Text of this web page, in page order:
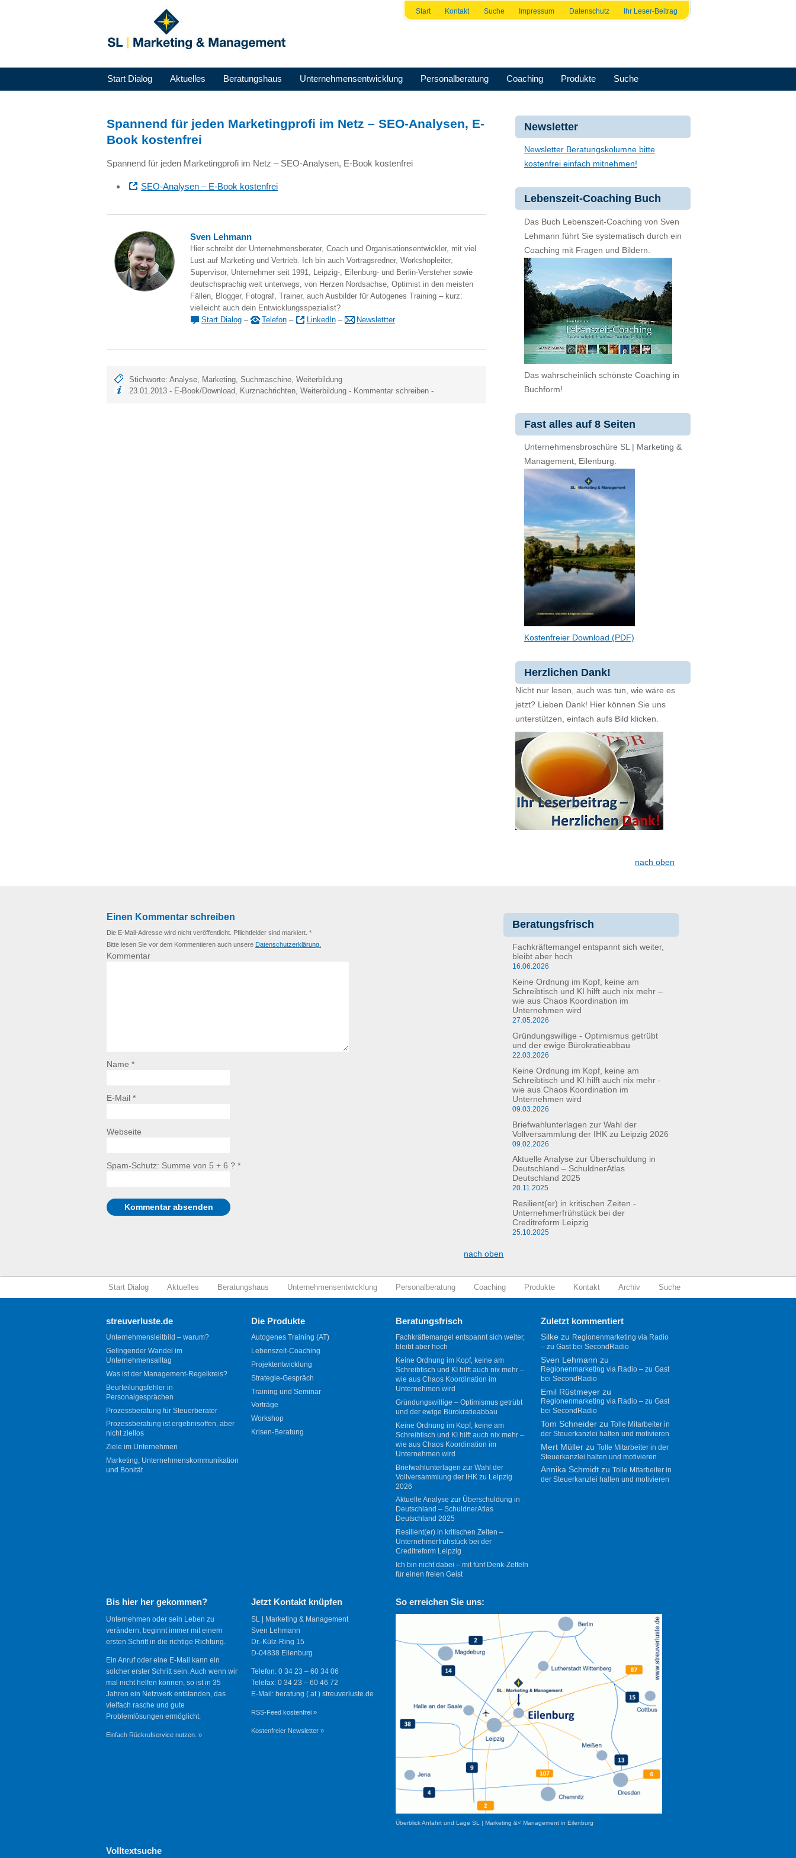
Start Kontakt Suche Impressum Datenschutz Ihr Leser-Beitrag
Start Dialog Aktuelles Beratungshaus Unternehmensentwicklung Personalberatung Coaching Produkte Suche
Spannend für jeden Marketingprofi im Netz – SEO-Analysen, E-
Book kostenfrei
Spannend für jeden Marketingprofi im Netz – SEO-Analysen, E-Book kostenfrei
SEO-Analysen – E-Book kostenfrei
Sven Lehmann
Hier schreibt der Unternehmensberater, Coach und Organisationsentwickler, mit viel
Lust auf Marketing und Vertrieb. Ich bin auch Vortragsredner, Workshopleiter,
Supervisor, Unternehmer seit 1991, Leipzig-, Eilenburg- und Berlin-Versteher sowie
deutschsprachig weit unterwegs, von Herzen Nordsachse, Optimist in den meisten
Fällen, Blogger, Fotograf, Trainer, auch Ausbilder für Autogenes Training – kurz:
vielleicht auch dein Entwicklungsspezialist?
Start Dialog– Telefon– LinkedIn– Newslettter
Stichworte:Analyse Marketing ,Suchmaschine ,Weiterbildung
23.01.2013 - E-Book/Download Kurznachrichten ,Weiterbildung - Kommentar schreiben -
Newsletter
Newsletter Beratungskolumne bitte
kostenfrei einfach mitnehmen!
Lebenszeit-Coaching Buch
Das Buch Lebenszeit-Coaching von Sven
Lehmann führt Sie systematisch durch ein
Coaching mit Fragen und Bildern.
Das wahrscheinlich schönste Coaching in
Buchform!
Fast alles auf 8 Seiten
Unternehmensbroschüre SL | Marketing &
Management, Eilenburg.
Kostenfreier Download (PDF)
Herzlichen Dank!
Nicht nur lesen, auch was tun, wie wäre es
jetzt? Lieben Dank! Hier können Sie uns
unterstützen, einfach aufs Bild klicken.
nach oben
Beratungsfrisch
Fachkräftemangel entspannt sich weiter,
bleibt aber hoch
16.06.2026
Keine Ordnung im Kopf, keine am
Schreibtisch und KI hilft auch nix mehr –
wie aus Chaos Koordination im
Unternehmen wird
27.05.2026
Gründungswillige - Optimismus getrübt
und der ewige Bürokratieabbau
22.03.2026
Keine Ordnung im Kopf, keine am
Schreibtisch und KI hilft auch nix mehr -
wie aus Chaos Koordination im
Unternehmen wird
09.03.2026
Briefwahlunterlagen zur Wahl der
Vollversammlung der IHK zu Leipzig 2026
09.02.2026
Aktuelle Analyse zur Überschuldung in
Deutschland – SchuldnerAtlas
Deutschland 2025
20.11.2025
Resilient(er) in kritischen Zeiten -
Unternehmerfrühstück bei der
Creditreform Leipzig
25.10.2025
Einen Kommentar schreiben
Die E-Mail-Adresse wird nicht veröffentlicht. Pflichtfelder sind markiert. *
Bitte lesen Sie vor dem Kommentieren auch unsere Datenschutzerklärung.
Kommentar
Name *
E-Mail *
Webseite
Spam-Schutz: Summe von 5 + 6 ? *
nach oben
Start Dialog Aktuelles Beratungshaus Unternehmensentwicklung Personalberatung Coaching Produkte Kontakt Archiv Suche
streuverluste.de
Unternehmensleitbild – warum?
Gelingender Wandel im
Unternehmensalltag
Was ist der Management-Regelkreis?
Beurteilungsfehler in
Personalgesprächen
Prozessberatung für Steuerberater
Prozessberatung ist ergebnisoffen, aber
nicht ziellos
Ziele im Unternehmen
Marketing, Unternehmenskommunikation
und Bonität
Die Produkte
Autogenes Training (AT)
Lebenszeit-Coaching
Projektentwicklung
Strategie-Gespräch
Training und Seminar
Vorträge
Workshop
Krisen-Beratung
Beratungsfrisch
Fachkräftemangel entspannt sich weiter,
bleibt aber hoch
Keine Ordnung im Kopf, keine am
Schreibtisch und KI hilft auch nix mehr –
wie aus Chaos Koordination im
Unternehmen wird
Gründungswillige – Optimismus getrübt
und der ewige Bürokratieabbau
Keine Ordnung im Kopf, keine am
Schreibtisch und KI hilft auch nix mehr –
wie aus Chaos Koordination im
Unternehmen wird
Briefwahlunterlagen zur Wahl der
Vollversammlung der IHK zu Leipzig
2026
Aktuelle Analyse zur Überschuldung in
Deutschland – SchuldnerAtlas
Deutschland 2025
Resilient(er) in kritischen Zeiten –
Unternehmerfrühstück bei der
Creditreform Leipzig
Ich bin nicht dabei – mit fünf Denk-Zetteln
für einen freien Geist
Zuletzt kommentiert
Silkezu Regionenmarketing via Radio
– zu Gast bei SecondRadio
Sven Lehmann zu
Regionenmarketing via Radio – zu Gast
bei SecondRadio
Emil Rüstmeyerzu
Regionenmarketing via Radio – zu Gast
bei SecondRadio
Tom Schneiderzu Tolle Mitarbeiter in
der Steuerkanzlei halten und motivieren
Mert Müllerzu Tolle Mitarbeiter in der
Steuerkanzlei halten und motivieren
Annika Schmidtzu Tolle Mitarbeiter in
der Steuerkanzlei halten und motivieren
Bis hier her gekommen?
Unternehmen oder sein Leben zu
verändern, beginnt immer mit einem
ersten Schritt in die richtige Richtung.
Ein Anruf oder eine E-Mail kann ein
solcher erster Schritt sein. Auch wenn wir
mal nicht helfen können, so ist in 35
Jahren ein Netzwerk entstanden, das
vielfach rasche und gute
Problemlösungen ermöglicht.
Einfach Rückrufservice nutzen. »
Jetzt Kontakt knüpfen
SL | Marketing & Management
Sven Lehmann
Dr.-Külz-Ring 15
D-04838 Eilenburg
Telefon: 0 34 23 – 60 34 06
Telefax: 0 34 23 – 60 46 72
E-Mail: beratung ( at ) streuverluste.de
RSS-Feed kostenfrei »
Kostenfreier Newsletter »
So erreichen Sie uns:
Überblick Anfahrt und Lage SL | Marketing &< Management in Eilenburg
Volltextsuche